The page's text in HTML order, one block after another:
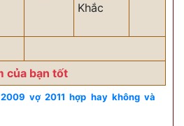
Khắc
của bạn tốt
vợ 2011 hợp hay không và